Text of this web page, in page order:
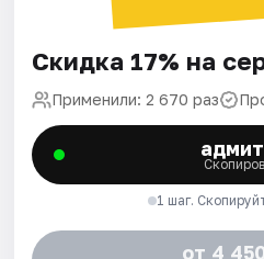
Скидка 17% на
Применили: 2 670 раз
1 шаг.
от 4